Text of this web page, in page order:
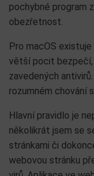
pochybné program
obezřetnost.
Pro macOS
větší pocit
zavedených
rozumném chování
Hlavní pravidlo je
několikrát jsem se
stránkami či
webovou stránku